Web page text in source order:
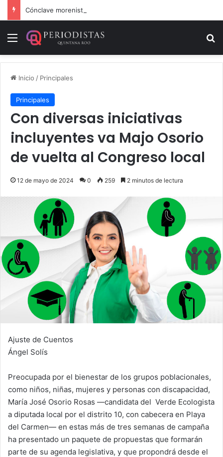
Cónclave morenista en el WTC de la CDMX
Menú
Inicio / Principales
Principales
Con diversas iniciativas
incluyentes va Majo Osorio
de vuelta al Congreso local
12 de mayo de 2024 0 259 2 minutos de lectura
Ajuste de Cuentos
Ángel Solís
Preocupada por el bienestar de los grupos poblacionales,
como niños, niñas, mujeres y personas con discapacidad,
María José Osorio Rosas —candidata del Verde Ecologista
a diputada local por el distrito 10, con cabecera en Playa
del Carmen— en estas más de tres semanas de campaña
ha presentado un paquete de propuestas que formarán
parte de su agenda legislativa, y que propondrá desde el